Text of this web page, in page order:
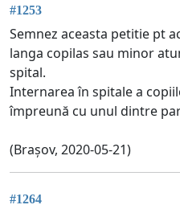
#1253
Semnez aceasta petitie pt
langa copilas sau minor
spital.
Internarea în spitale a
împreună cu unul dintre
(Brașov, 2020-05-21)
#1264